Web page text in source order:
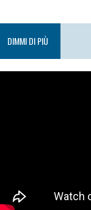
DIMMI DI PIÙ